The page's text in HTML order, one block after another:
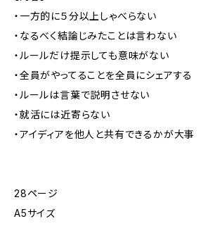
・一方的に５分以上しゃべらない
・なるべく結論じみたことは言わない
・ルールだけ提示しても意味がない
・全員がやってることを全員にシェアする
・ルールは言葉で説明させない
・就活には近寄らない
・アイディアを他人と共有できるかが大事
28ページ
A5サイズ